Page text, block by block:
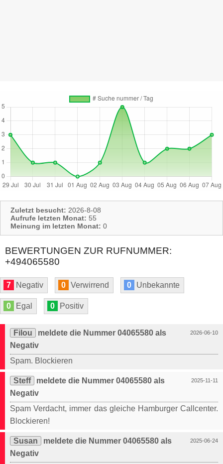
Zuletzt besucht: 2026-8-08
Aufrufe letzten Monat: 55
Meinung im letzten Monat: 0
BEWERTUNGEN ZUR RUFNUMMER:
+494065580
7 Negativ 0 Verwirrend 0 Unbekannte
0 Egal 0 Positiv
2026-06-10
Filou
meldete die Nummer 04065580 als
Negativ
Spam. Blockieren
2025-11-11
Steff
meldete die Nummer 04065580 als
Negativ
Spam Verdacht, immer das gleiche Hamburger Callcenter.
Blockieren!
2025-06-24
Susan
meldete die Nummer 04065580 als
Negativ